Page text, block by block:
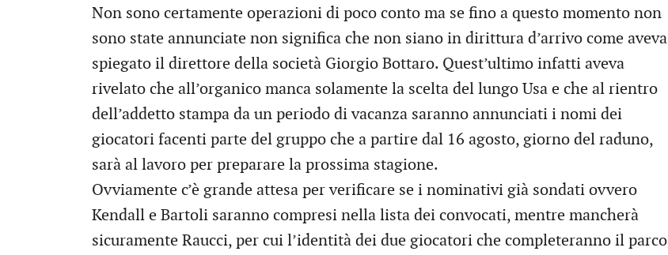
Non sono certamente operazioni di poco conto ma se fino a questo momento non
sono state annunciate non significa che non siano in dirittura d’arrivo come aveva
spiegato il direttore della società Giorgio Bottaro. Quest’ultimo infatti aveva
rivelato che all’organico manca solamente la scelta del lungo Usa e che al rientro
dell’addetto stampa da un periodo di vacanza saranno annunciati i nomi dei
giocatori facenti parte del gruppo che a partire dal 16 agosto, giorno del raduno,
sarà al lavoro per preparare la prossima stagione.
Ovviamente c’è grande attesa per verificare se i nominativi già sondati ovvero
Kendall e Bartoli saranno compresi nella lista dei convocati, mentre mancherà
sicuramente Raucci, per cui l’identità dei due giocatori che completeranno il parco